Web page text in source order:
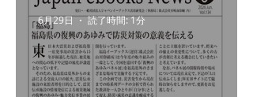
6月29日 読了時間: 1分